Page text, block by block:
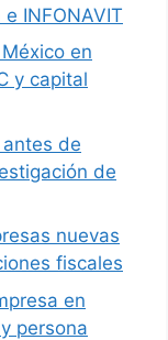
INFONAVIT
en
y capital
de
de
nuevas
fiscales
en
persona